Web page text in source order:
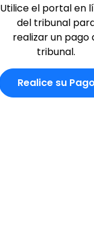
Utilice el portal en
del tribunal
realizar un pago
tribunal.
Realice su Pago